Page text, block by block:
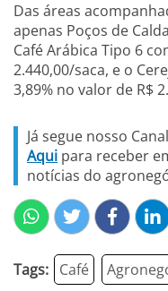
Das áreas
apenas Poços de
Café Arábica Tipo 6
2.440,00/saca, e o
3,89% no valor de R$
Já segue nosso
Aqui para receber
notícias do
Tags: Café